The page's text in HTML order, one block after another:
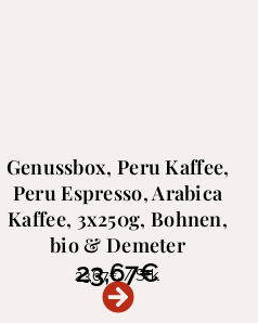
Genussbox, Peru Kaffee,
Peru Espresso, Arabica
Kaffee, 3x250g, Bohnen,
bio & Demeter
23,67€
23,67€/Stk.